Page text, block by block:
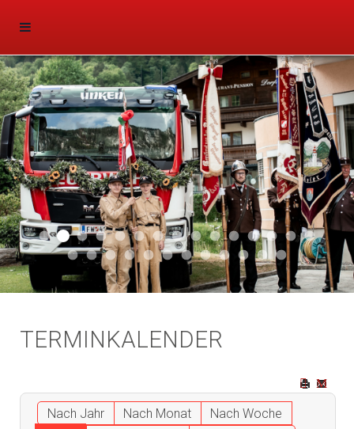
Aktuell 046
Aktuell 047
Start 011Aktuell 044
Aktuell 043
Aktuell 041
Aktuell 042
Aktuell 035
Aktuell 031
Aktuell 032
Aktuell 033
Aktuell 029
Aktuell 027
Aktuell 026
Start
Aktuell 024
Aktuell 019
Auto 010Start 010Start 002
Auto 002
Auto 009Auto 006Start 008
Start 005Start 003Start 006
TERMINKALENDER
Nach Jahr Nach Monat
Nach Woche